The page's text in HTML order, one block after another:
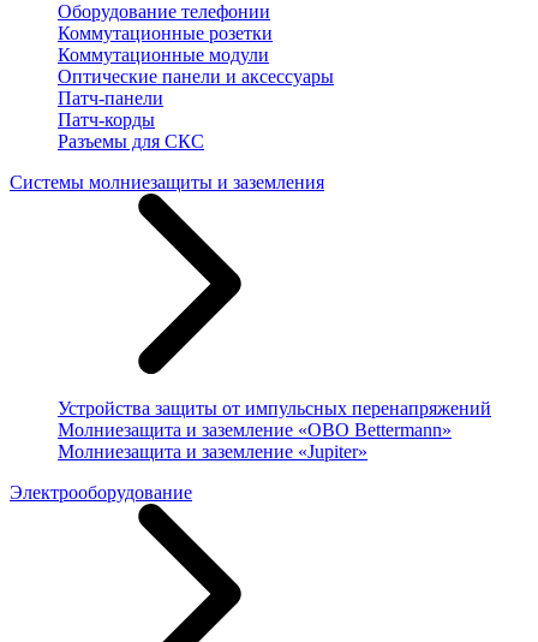
Оборудование телефонии
Коммутационные розетки
Коммутационные модули
Оптические панели и аксессуары
Патч-панели
Патч-корды
Разъемы для СКС
Системы молниезащиты и заземления
Устройства защиты от импульсных перенапряжений
Молниезащита и заземление «OBO Bettermann»
Молниезащита и заземление «Jupiter»
Электрооборудование